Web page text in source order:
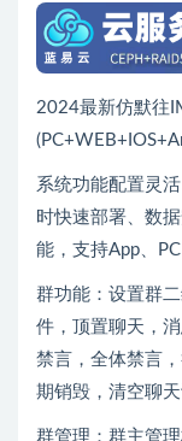
2024最新仿默往
系统功能配置灵
时快速部署、数
能，支持App、
群功能：设置群
件，顶置聊天，
禁言，全体禁言
期销毁，清空聊天
群管理：群主管